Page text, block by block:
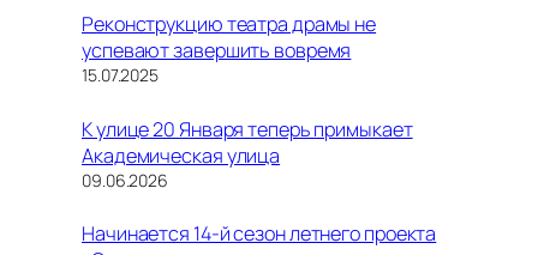
Реконструкцию театра драмы не
успевают завершить вовремя
15.07.2025
К улице 20 Января теперь примыкает
Академическая улица
09.06.2026
Начинается 14-й сезон летнего проекта